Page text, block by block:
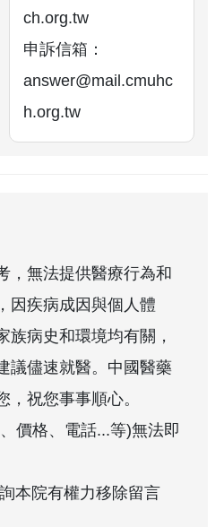
ch.org.tw
申訴信箱：
answer@mail.cmuhc
h.org.tw
，無法提供醫療行為和
因疾病成因與個人體
族病史和環境均有關，
議儘速就醫。中國醫藥
，祝您事事順心。
價格、電話...等)無法即
本院有權力移除留言